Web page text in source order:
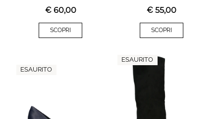
€ 60,00
SCOPRI
€ 55,00
SCOPRI
ESAURITO
ESAURITO